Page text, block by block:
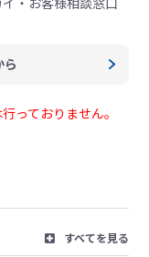
っておりません。
すべてを見る